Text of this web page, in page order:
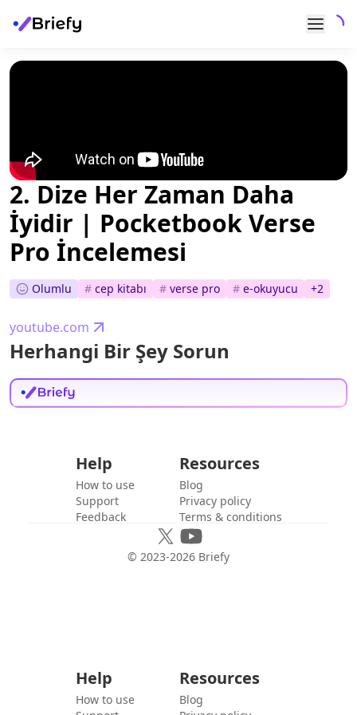
2. Dize Her Zaman Daha
İyidir | Pocketbook Verse
Pro İncelemesi
Olumlu # cep kitabı # verse pro # e-okuyucu +2
youtube.com
Herhangi Bir Şey Sorun
Help
How to use
Support
Feedback
Resources
Blog
Privacy policy
Terms & conditions
© 2023-2026 Briefy
Help
How to use
Resources
Blog